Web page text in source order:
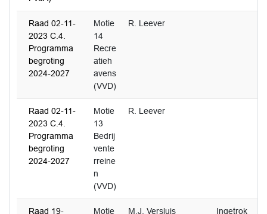
Raad 02-11-
2023 C.4.
Programma
begroting
2024-2027
Motie
14
Recre
atieh
avens
(VVD)
R. Leever
Raad 02-11-
2023 C.4.
Programma
begroting
2024-2027
Motie
13
Bedrij
vente
rreine
n
(VVD)
R. Leever
Raad 19-
Motie
M.J. Versluis
Ingetrok